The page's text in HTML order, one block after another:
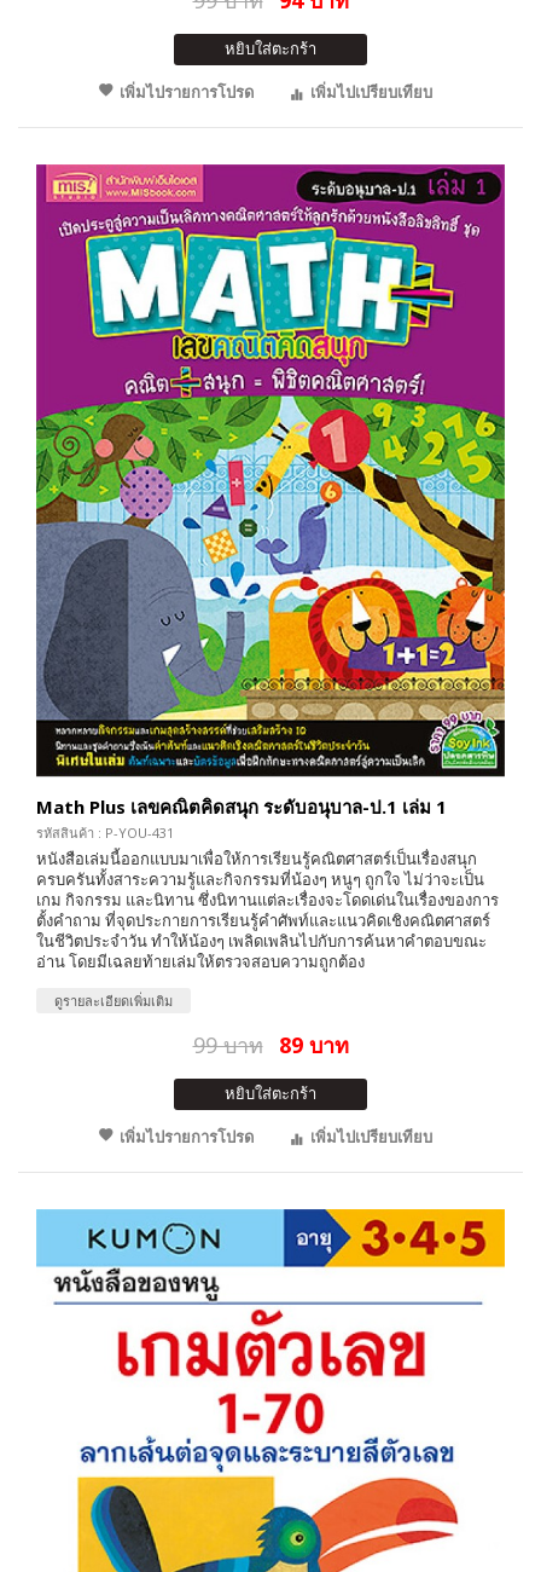
หยิบใส่ตะกร้า
เพิ่มไปรายการโปรด
เพิ่มไปเปรียบเทียบ
Math Plus เลขคณิตคิดสนุก ระดับอนุบาล-ป.1 เล่ม 1
รหัสสินค้า : P-YOU-431
หนังสือเล่มนี้ออกแบบมาเพื่อให้การเรียนรู้คณิตศาสตร์เป็นเรื่องสนุก
ครบครันทั้งสาระความรู้และกิจกรรมที่น้องๆ หนูๆ ถูกใจ ไม่ว่าจะเป็น
เกม กิจกรรม และนิทาน ซึ่งนิทานแต่ละเรื่องจะโดดเด่นในเรื่องของการ
ตั้งคำถาม ที่จุดประกายการเรียนรู้คำศัพท์และแนวคิดเชิงคณิตศาสตร์
ในชีวิตประจำวัน ทำให้น้องๆ เพลิดเพลินไปกับการค้นหาคำตอบขณะ
อ่าน โดยมีเฉลยท้ายเล่มให้ตรวจสอบความถูกต้อง
ดูรายละเอียดเพิ่มเติม
99 บาท 89 บาท
หยิบใส่ตะกร้า
เพิ่มไปรายการโปรด
เพิ่มไปเปรียบเทียบ